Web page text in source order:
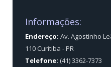
Informações:
Endereço: Av. Agostinho
110 Curitiba - PR
Telefone: (41) 3362-7373